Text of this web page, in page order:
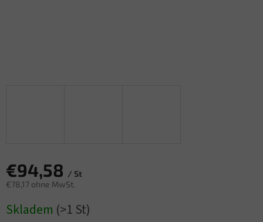
€94,58 / St
€78,17 ohne MwSt.
Skladem (>1 St)